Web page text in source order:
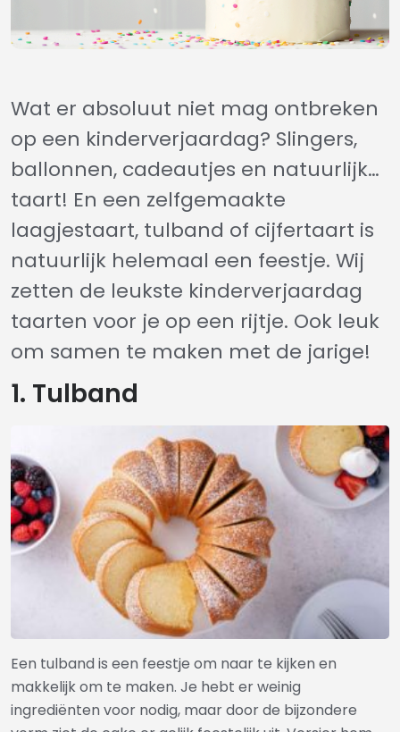
Wat er absoluut niet mag ontbreken
op een kinderverjaardag? Slingers,
ballonnen, cadeautjes en natuurlijk…
taart! En een zelfgemaakte
laagjestaart, tulband of cijfertaart is
natuurlijk helemaal een feestje. Wij
zetten de leukste kinderverjaardag
taarten voor je op een rijtje. Ook leuk
om samen te maken met de jarige!
1. Tulband
Een tulband is een feestje om naar te kijken en
makkelijk om te maken. Je hebt er weinig
ingrediënten voor nodig, maar door de bijzondere